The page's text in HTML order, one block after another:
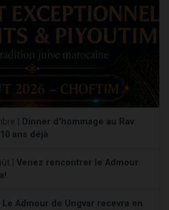
|
Dinner d'hommage au Rav
ans déjà
| Venez rencontrer le Admour
Le Admour de Ungvar recevra en